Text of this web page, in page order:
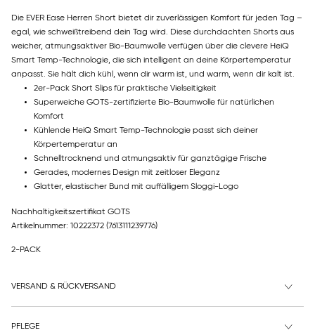
Die EVER Ease Herren Short bietet dir zuverlässigen Komfort für jeden Tag –
egal, wie schweißtreibend dein Tag wird. Diese durchdachten Shorts aus
weicher, atmungsaktiver Bio-Baumwolle verfügen über die clevere HeiQ
Smart Temp-Technologie, die sich intelligent an deine Körpertemperatur
anpasst. Sie hält dich kühl, wenn dir warm ist, und warm, wenn dir kalt ist.
2er-Pack Short Slips für praktische Vielseitigkeit
Superweiche GOTS-zertifizierte Bio-Baumwolle für natürlichen
Komfort
Kühlende HeiQ Smart Temp-Technologie passt sich deiner
Körpertemperatur an
Schnelltrocknend und atmungsaktiv für ganztägige Frische
Gerades, modernes Design mit zeitloser Eleganz
Glatter, elastischer Bund mit auffälligem Sloggi-Logo
Nachhaltigkeitszertifikat GOTS
Artikelnummer: 10222372 (7613111239776)
2-PACK
VERSAND & RÜCKVERSAND
PFLEGE